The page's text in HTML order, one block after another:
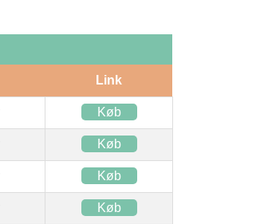
Link
Køb
Køb
Køb
Køb